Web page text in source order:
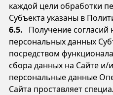
каждой цели обработки
Субъекта указаны в
6.5. Получение согласий
персональных данных
посредством
сбора данных на Сайте и/
персональные данные
Сайта проставляет